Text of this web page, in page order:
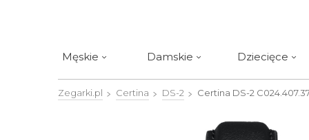
Męskie
Eleganckie
Damskie
Eleganckie
Dziecięce
Edifice
Zegarki.pl Certina DS-2 Certina DS-2